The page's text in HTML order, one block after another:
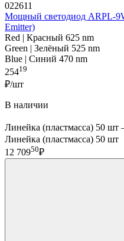
022611
Мощный светодиод ARPL-
Emitter)
Red | Красный 625 nm
Green | Зелёный 525 nm
Blue | Синий 470 nm
25419
₽/шт
В наличии
Линейка (пластмасса) 50
Линейка (пластмасса) 50 шт
12 70950₽